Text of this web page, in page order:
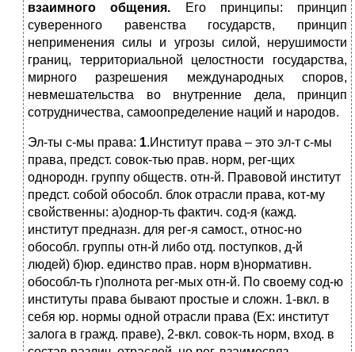
взаимного общения.
Его принципы: принцип
суверенного равенства государств, принцип
неприменения силы и угрозы силой, нерушимости
границ, территориальной целостности государства,
мирного разрешения международных споров,
невмешательства во внутренние дела, принцип
сотрудничества, самоопределение наций и народов.
Эл-ты с-мы права: 1.Институт права – это эл-т с-мы
права, предст. совок-тью прав. норм, рег-щих
однородн. группу обществ. отн-й. Правовой институт
предст. собой обособл. блок отрасли права, кот-му
свойственны: а)однор-ть фактич. сод-я (кажд.
институт предназн. для рег-я самост., относ-но
обособл. группы отн-й либо отд. поступков, д-й
людей) б)юр. единство прав. норм в)нормативн.
обособл-ть г)полнота рег-мых отн-й. По своему сод-ю
институты права бывают простые и сложн. 1-вкл. в
себя юр. нормы одной отрасли права (Ех: институт
залога в гражд. праве), 2-вкл. совок-ть норм, вход. в